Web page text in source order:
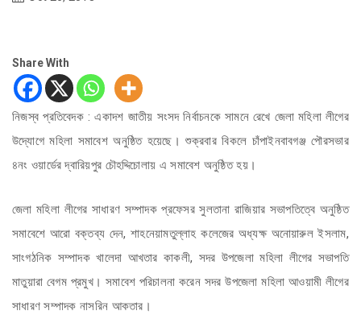
Share With
নিজস্ব প্রতিবেদক : একাদশ জাতীয় সংসদ নির্বাচনকে সামনে রেখে জেলা মহিলা লীগের
উদ্যোগে মহিলা সমাবেশ অনুষ্ঠিত হয়েছে। শুক্রবার বিকলে চাঁপাইনবাবগঞ্জ পৌরসভার
৪নং ওয়ার্ডের দ্বারিয়পুর চৌহদ্দিচোলায় এ সমাবেশ অনুষ্ঠিত হয়।
জেলা মহিলা লীগের সাধারণ সম্পাদক প্রফেসর সুলতানা রাজিয়ার সভাপতিত্বে অনুষ্ঠিত
সমাবেশে আরো বক্তব্য দেন, শাহনেয়ামতুল্লাহ কলেজের অধ্যক্ষ অনোয়ারুল ইসলাম,
সাংগঠনিক সম্পাদক খালেদা আখতার কাকলী, সদর উপজেলা মহিলা লীগের সভাপতি
মাতুয়ারা বেগম প্রমুখ। সমাবেশ পরিচালনা করেন সদর উপজেলা মহিলা আওয়ামী লীগের
সাধারণ সম্পাদক নাসরিন আকতার।